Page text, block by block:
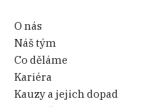
O nás
Náš tým
Co děláme
Kariéra
Kauzy a jejich dopad